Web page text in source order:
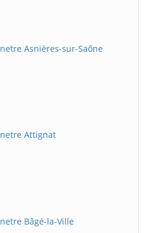
Asnières-sur-Saône
Attignat
Bâgé-la-Ville